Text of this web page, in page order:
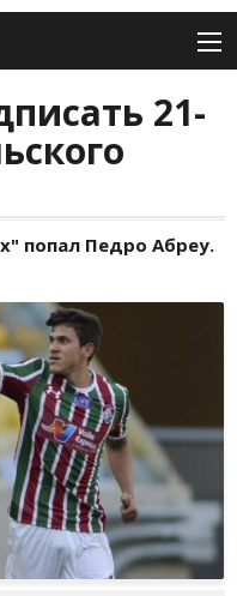
21-
попал Педро Абреу.